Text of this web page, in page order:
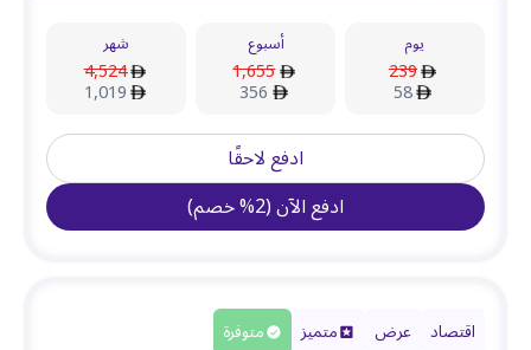
يوم
239
58
أسبوع
1,655
356
شهر
4,524
1,019
ادفع لاحقًا
ادفع الآن(
2
%خصم)
اقتصاد عرض متميز متوفرة